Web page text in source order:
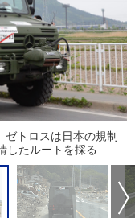
トロスは日本の規制
したルートを採る